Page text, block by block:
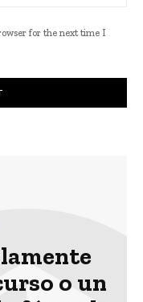
for the next time I